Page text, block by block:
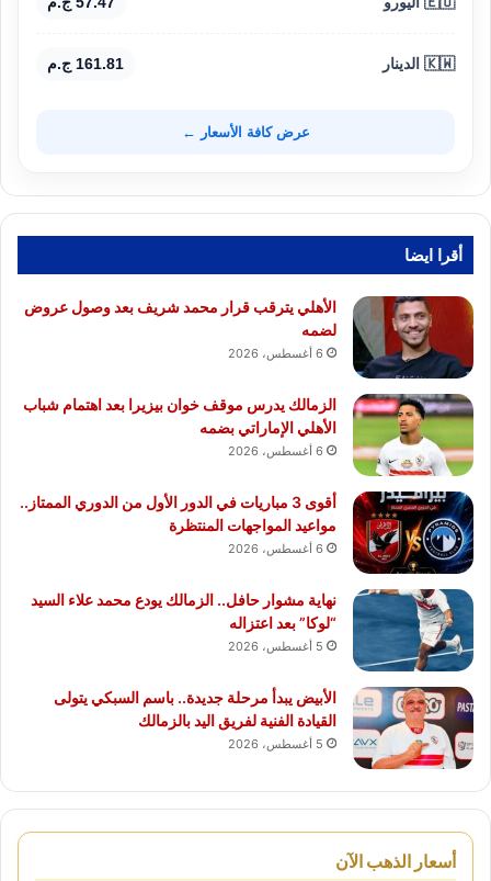
🇰🇼 الدينار 161.81 ج.م
عرض كافة الأسعار ←
أقرا ايضا
الأهلي يترقب قرار محمد شريف بعد وصول عروض
لضمه
6 أغسطس، 2026
الزمالك يدرس موقف خوان بيزيرا بعد اهتمام شباب
الأهلي الإماراتي بضمه
6 أغسطس، 2026
أقوى 3 مباريات في الدور الأول من الدوري الممتاز..
مواعيد المواجهات المنتظرة
6 أغسطس، 2026
نهاية مشوار حافل.. الزمالك يودع محمد علاء السيد
“لوكا” بعد اعتزاله
5 أغسطس، 2026
الأبيض يبدأ مرحلة جديدة.. باسم السبكي يتولى
القيادة الفنية لفريق اليد بالزمالك
5 أغسطس، 2026
أسعار الذهب الآن